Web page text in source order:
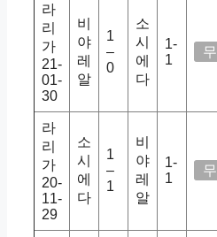
라
리
가
21-
01-
30
비
야
레
알
1
–
0
소
시
에
다
1-
1
무
라
리
가
20-
11-
29
소
시
에
다
1
–
1
비
야
레
알
1-
1
무